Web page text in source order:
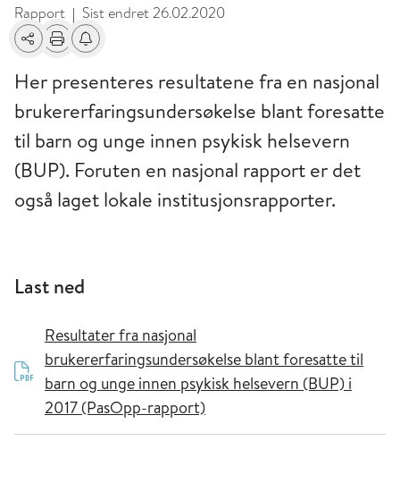
Rapport | Sist endret26.02.2020
Del Skriv utFå varsel om endringer
Her presenteres resultatene fra en nasjonal
brukererfaringsundersøkelse blant foresatte
til barn og unge innen psykisk helsevern
(BUP). Foruten en nasjonal rapport er det
også laget lokale institusjonsrapporter.
Last ned
Resultater fra nasjonal
brukererfaringsundersøkelse blant foresatte til
barn og unge innen psykisk helsevern (BUP) i
2017 (PasOpp-rapport)